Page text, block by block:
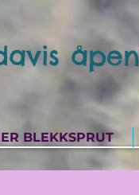
BLEKKSPRUT